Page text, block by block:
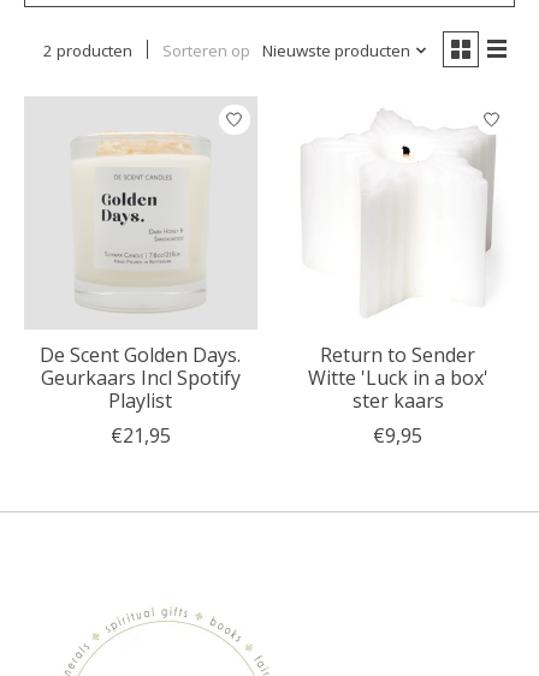
2 producten Sorteren op Nieuwste producten
De Scent Golden Days.
Geurkaars Incl Spotify
Playlist
€21,95
Return to Sender
Witte 'Luck in a box'
ster kaars
€9,95